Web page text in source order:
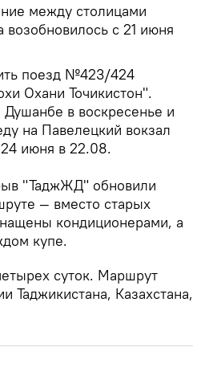
между столицами
возобновилось с 21 июня
поезд №423/424
Охани Точикистон".
в воскресенье и
на Павелецкий вокзал
июня в 22.08.
"ТаджЖД" обновили
— вместо старых
кондиционерами, а
купе.
суток. Маршрут
Таджикистана, Казахстана,